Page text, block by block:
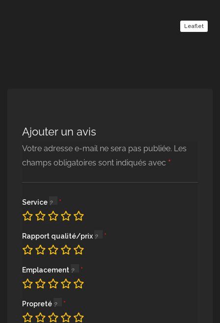
Leaflet
Ajouter un avis
Votre adresse e-mail ne sera pas publiée. Les
champs obligatoires sont indiqués avec *
Service
Rapport qualité/prix
Emplacement
Propreté